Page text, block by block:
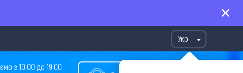
Укр
з 10:00 до 19:00